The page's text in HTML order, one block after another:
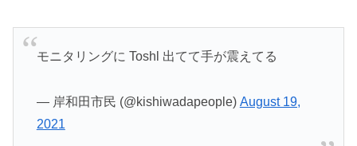
モニタリングに Toshl 出てて手が震えてる
— 岸和田市民 (@kishiwadapeople) August 19,
2021